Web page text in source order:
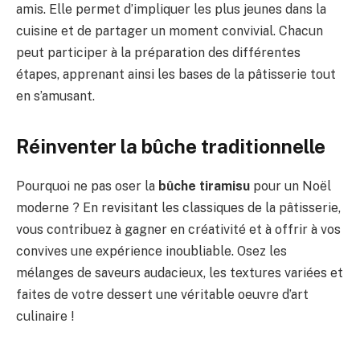
amis. Elle permet d’impliquer les plus jeunes dans la
cuisine et de partager un moment convivial. Chacun
peut participer à la préparation des différentes
étapes, apprenant ainsi les bases de la pâtisserie tout
en s’amusant.
Réinventer la bûche traditionnelle
Pourquoi ne pas oser la bûche tiramisu pour un Noël
moderne ? En revisitant les classiques de la pâtisserie,
vous contribuez à gagner en créativité et à offrir à vos
convives une expérience inoubliable. Osez les
mélanges de saveurs audacieux, les textures variées et
faites de votre dessert une véritable oeuvre d’art
culinaire !